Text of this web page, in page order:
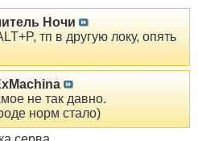
Ночи
тп в другую локу, опять
не так давно.
норм стало)